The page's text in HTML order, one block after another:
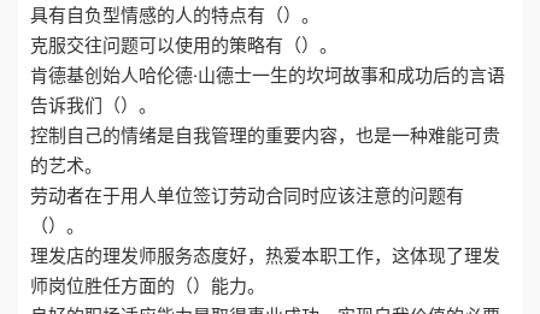
具有自负型情感的人的特点有（）。
克服交往问题可以使用的策略有（）。
肯德基创始人哈伦德·山德士一生的坎坷故事和成功后的言语
告诉我们（）。
控制自己的情绪是自我管理的重要内容，也是一种难能可贵
的艺术。
劳动者在于用人单位签订劳动合同时应该注意的问题有
（）。
理发店的理发师服务态度好，热爱本职工作，这体现了理发
师岗位胜任方面的（）能力。